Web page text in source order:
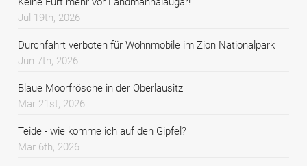
Jul 19th, 2026
Durchfahrt verboten für Wohnmobile im Zion Nationalpark
Jun 7th, 2026
Blaue Moorfrösche in der Oberlausitz
Mar 21st, 2026
Teide - wie komme ich auf den Gipfel?
Mar 6th, 2026